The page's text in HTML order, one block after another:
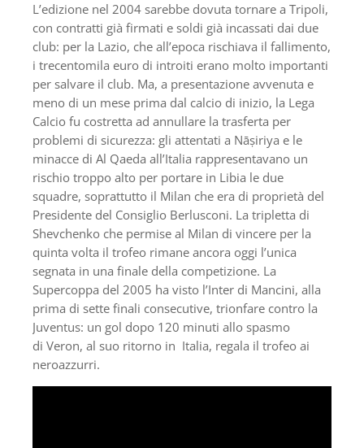
L’edizione nel 2004 sarebbe dovuta tornare a Tripoli,
con contratti già firmati e soldi già incassati dai due
club: per la Lazio, che all’epoca rischiava il fallimento,
i trecentomila euro di introiti erano molto importanti
per salvare il club. Ma, a presentazione avvenuta e
meno di un mese prima dal calcio di inizio, la Lega
Calcio fu costretta ad annullare la trasferta per
problemi di sicurezza: gli attentati a Nāṣiriya e le
minacce di Al Qaeda all’Italia rappresentavano un
rischio troppo alto per portare in Libia le due
squadre, soprattutto il Milan che era di proprietà del
Presidente del Consiglio Berlusconi. La tripletta di
Shevchenko che permise al Milan di vincere per la
quinta volta il trofeo rimane ancora oggi l’unica
segnata in una finale della competizione. La
Supercoppa del 2005 ha visto l’Inter di Mancini, alla
prima di sette finali consecutive, trionfare contro la
Juventus: un gol dopo 120 minuti allo spasmo
di Veron, al suo ritorno in Italia, regala il trofeo ai
neroazzurri.